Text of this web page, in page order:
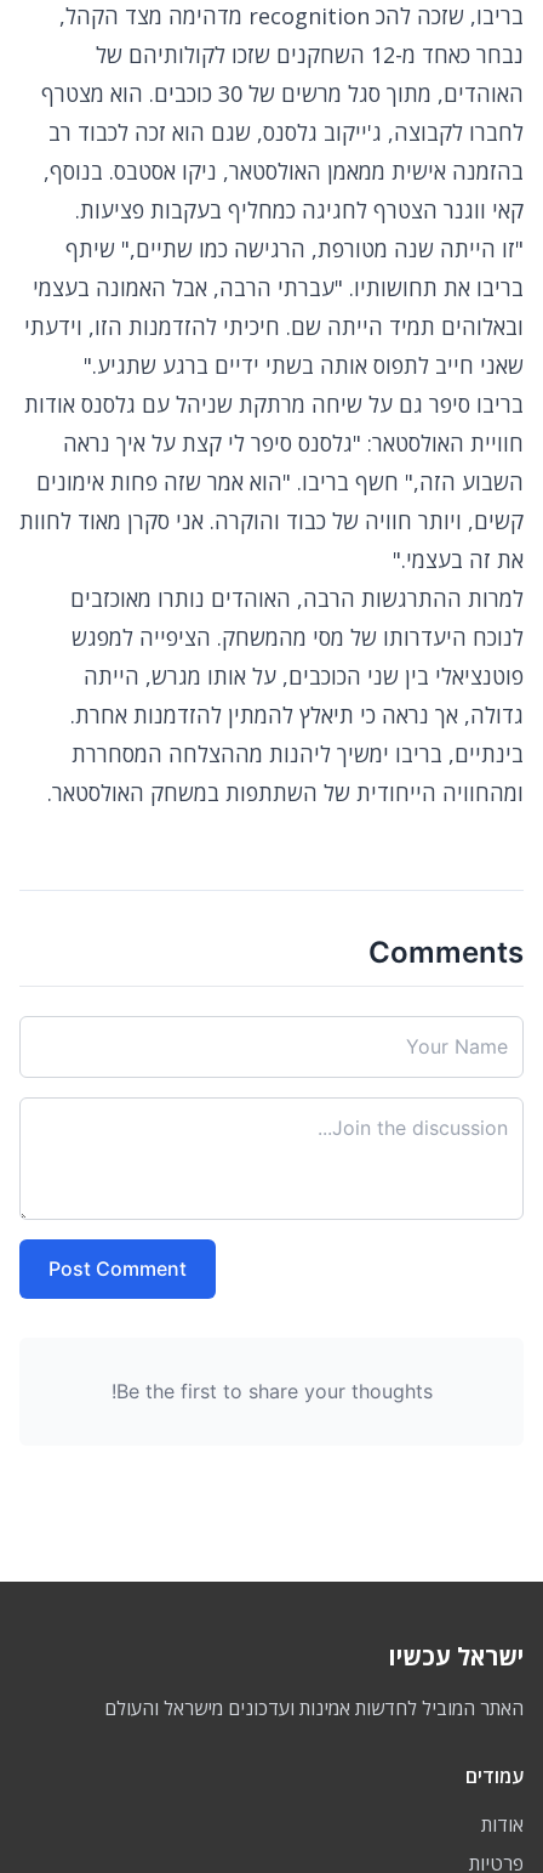
בריבו, שזכה להכ recognition מדהימה מצד הקהל,
נבחר כאחד מ-12 השחקנים שזכו לקולותיהם של
האוהדים, מתוך סגל מרשים של 30 כוכבים. הוא מצטרף
לחברו לקבוצה, ג'ייקוב גלסנס, שגם הוא זכה לכבוד רב
בהזמנה אישית ממאמן האולסטאר, ניקו אסטבס. בנוסף,
קאי ווגנר הצטרף לחגיגה כמחליף בעקבות פציעות.
"זו הייתה שנה מטורפת, הרגישה כמו שתיים," שיתף
בריבו את תחושותיו. "עברתי הרבה, אבל האמונה בעצמי
ובאלוהים תמיד הייתה שם. חיכיתי להזדמנות הזו, וידעתי
שאני חייב לתפוס אותה בשתי ידיים ברגע שתגיע."
בריבו סיפר גם על שיחה מרתקת שניהל עם גלסנס אודות
חוויית האולסטאר: "גלסנס סיפר לי קצת על איך נראה
השבוע הזה," חשף בריבו. "הוא אמר שזה פחות אימונים
קשים, ויותר חוויה של כבוד והוקרה. אני סקרן מאוד לחוות
את זה בעצמי."
למרות ההתרגשות הרבה, האוהדים נותרו מאוכזבים
לנוכח היעדרותו של מסי מהמשחק. הציפייה למפגש
פוטנציאלי בין שני הכוכבים, על אותו מגרש, הייתה
גדולה, אך נראה כי תיאלץ להמתין להזדמנות אחרת.
בינתיים, בריבו ימשיך ליהנות מההצלחה המסחררת
ומהחוויה הייחודית של השתתפות במשחק האולסטאר.
Comments
Post Comment
Be the first to share your thoughts!
ישראל עכשיו
האתר המוביל לחדשות אמינות ועדכונים מישראל והעולם
עמודים
אודות
פרטיות